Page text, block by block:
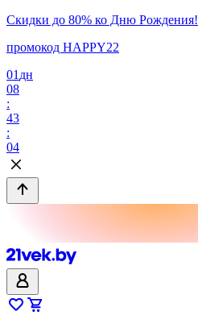
Скидки до 80% ко Дню Рождения!
промокод HAPPY22
01 дн
08
:
43
:
04